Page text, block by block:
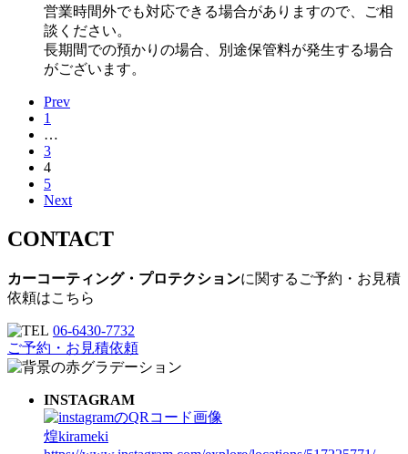
営業時間外でも対応できる場合がありますので、ご相
談ください。
長期間での預かりの場合、別途保管料が発生する場合
がございます。
ジ
送
り
Prev
1
…
3
4
5
Next
CONTACT
カーコーティング・プロテクションに関するご予約・お見積
依頼はこちら
06-6430-7732
ご予約・お見積依頼
INSTAGRAM
煌kirameki